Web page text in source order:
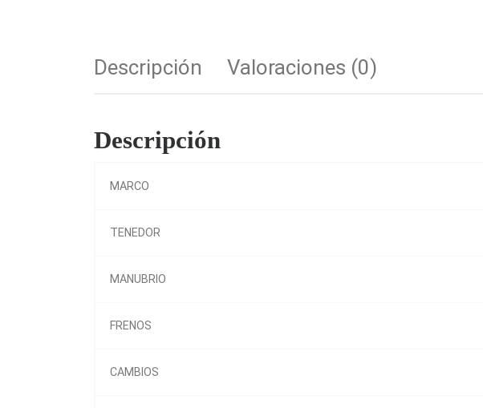
Descripción Valoraciones (0)
Descripción
MARCO
TENEDOR
MANUBRIO
FRENOS
CAMBIOS